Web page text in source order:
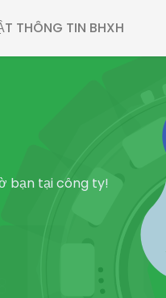
THÔNG TIN BHXH
bạn tại công ty!